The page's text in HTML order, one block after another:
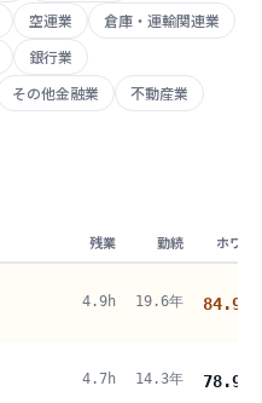
空運業
倉庫・運輸関連業
銀行業
その他金融業
不動産業
残業 勤続 ホワイ
4.9h 19.6年 84.9
4.7h 14.3年 78.9